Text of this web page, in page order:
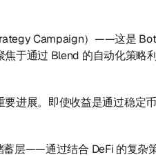
Campaign）——这是
于通过 Blend 的自动化策略
进展。即使收益是通过稳定
层——通过结合 DeFi 的复杂